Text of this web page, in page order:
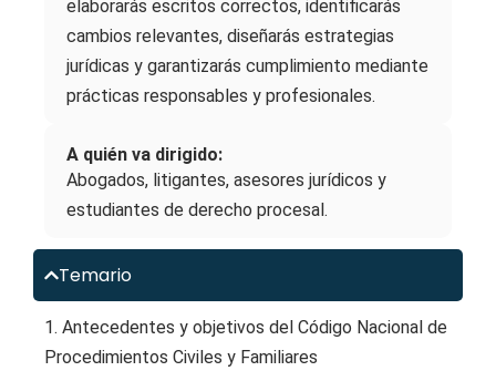
elaborarás escritos correctos, identificarás
cambios relevantes, diseñarás estrategias
jurídicas y garantizarás cumplimiento mediante
prácticas responsables y profesionales.
A quién va dirigido:
Abogados, litigantes, asesores jurídicos y
estudiantes de derecho procesal.
Temario
1. Antecedentes y objetivos del Código Nacional de
Procedimientos Civiles y Familiares